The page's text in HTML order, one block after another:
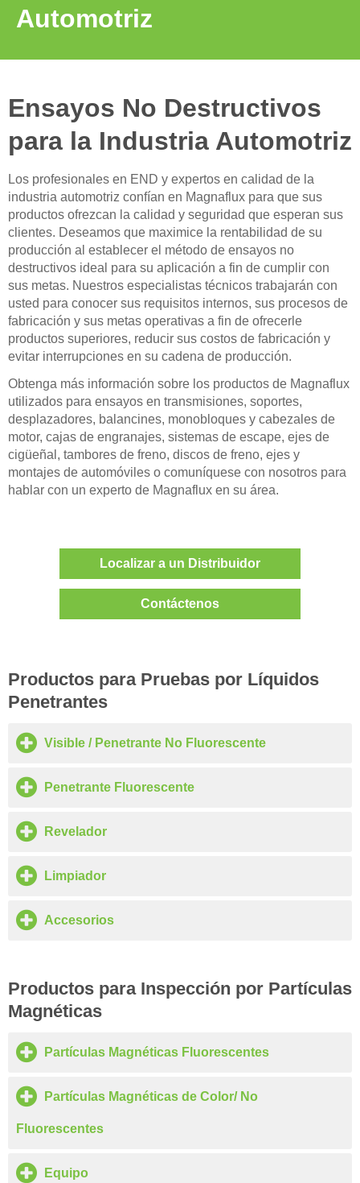
Automotriz
Ensayos No Destructivos
para la Industria Automotriz
Los profesionales en END y expertos en calidad de la
industria automotriz confían en Magnaflux para que sus
productos ofrezcan la calidad y seguridad que esperan sus
clientes. Deseamos que maximice la rentabilidad de su
producción al establecer el método de ensayos no
destructivos ideal para su aplicación a fin de cumplir con
sus metas. Nuestros especialistas técnicos trabajarán con
usted para conocer sus requisitos internos, sus procesos de
fabricación y sus metas operativas a fin de ofrecerle
productos superiores, reducir sus costos de fabricación y
evitar interrupciones en su cadena de producción.
Obtenga más información sobre los productos de Magnaflux
utilizados para ensayos en transmisiones, soportes,
desplazadores, balancines, monobloques y cabezales de
motor, cajas de engranajes, sistemas de escape, ejes de
cigüeñal, tambores de freno, discos de freno, ejes y
montajes de automóviles o comuníquese con nosotros para
hablar con un experto de Magnaflux en su área.
Localizar a un Distribuidor
Contáctenos
Productos para Pruebas por Líquidos
Penetrantes
Visible / Penetrante No Fluorescente
Penetrante Fluorescente
Revelador
Limpiador
Accesorios
Productos para Inspección por Partículas
Magnéticas
Partículas Magnéticas Fluorescentes
Partículas Magnéticas de Color/ No
Fluorescentes
Equipo